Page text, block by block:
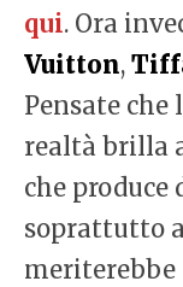
qui. Ora
Vuitton,
Pensate che
realtà brilla
che produce
soprattutto
meriterebbe